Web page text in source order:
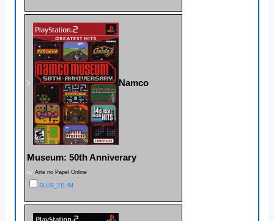
Namco
Museum: 50th Anniverary
by Arte no Papel Online
SLUS_211.64